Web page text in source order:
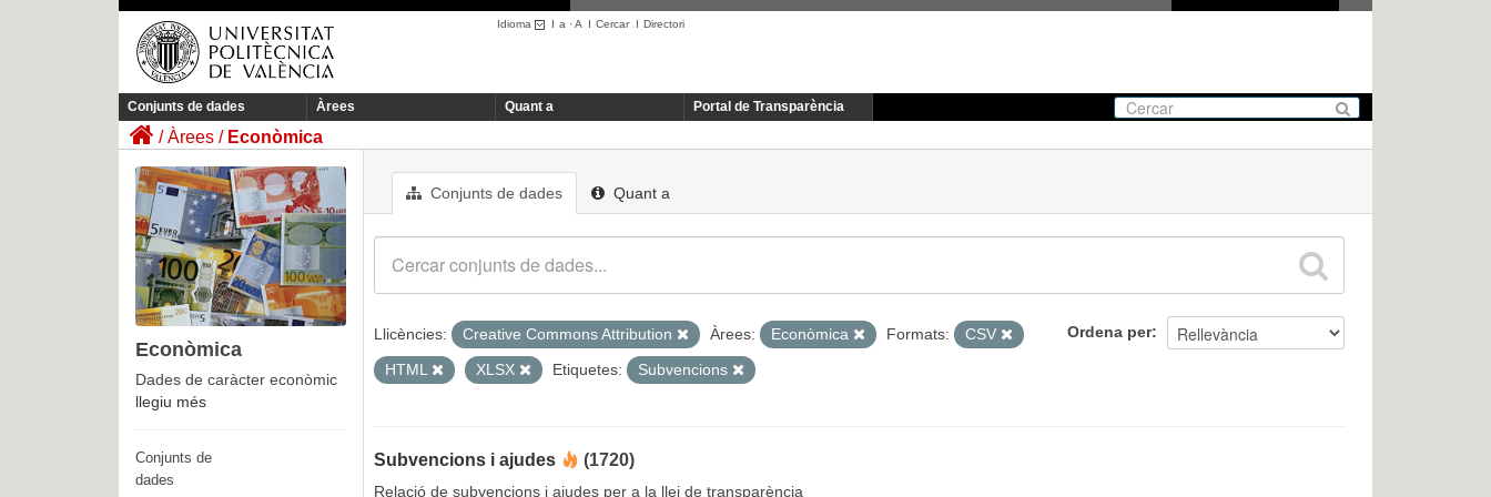
Idioma I a ·A I CercarI Directori
Conjunts de dades Àrees Quant a Portal de Transparència
Àrees Econòmica
Conjunts de dades Quant a
Ordena per
Llicències: Creative Commons Attribution Àrees: Econòmica Formats:
CSV
HTML
XLSX Etiquetes: Subvencions
Subvencions i ajudes (1720)
Relació de subvencions i ajudes per a la llei de transparència
Econòmica
Dades de caràcter econòmic
llegiu més
Conjunts de
dades